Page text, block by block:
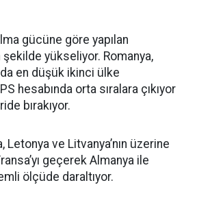
gücüne göre yapılan
şekilde yükseliyor. Romanya,
en düşük ikinci ülke
hesabında orta sıralara çıkıyor
bırakıyor.
Letonya ve Litvanya’nın üzerine
geçerek Almanya ile
ölçüde daraltıyor.